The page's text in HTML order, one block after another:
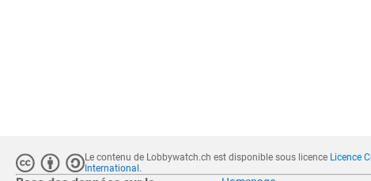
Le contenu de Lobbywatch.ch est disponible sous licence Licence
International .